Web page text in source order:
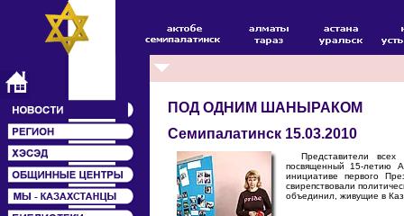
ПОД ОДНИМ ШАНЫРАКОМ
Семипалатинск 15.03.2010
Представители всех
посвященный 15-летию
инициативе первого
свирепствовали
объединил, живущие в